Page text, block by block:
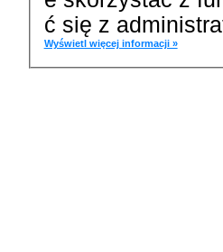
ć się z
Wyświetl więcej informacji »